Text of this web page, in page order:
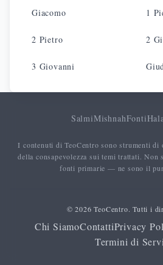
Giacomo 1
2 Pietro 2
3 Giovanni
SalmiMishnahFonti
I contenuti di TeoCentro sono strumenti di
della consapevolezza sui temi trattati.
fonti primarie — ne sono il
© 2026 TeoCentro. Tutti i
Chi SiamoContattiPrivacy
Termini di